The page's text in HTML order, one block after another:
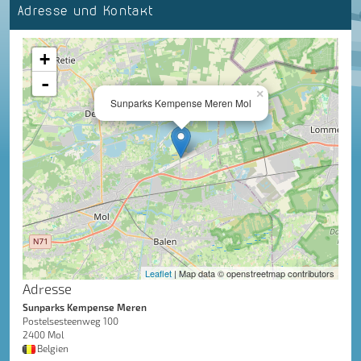
Adresse und Kontakt
×
Sunparks Kempense Meren Mol
+
-
Leaflet | Map data © openstreetmap contributors
Adresse
Sunparks Kempense Meren
Postelsesteenweg 100
2400 Mol
Belgien